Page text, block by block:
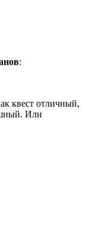
:
квест отличный,
Или